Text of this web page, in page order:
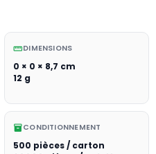
straightenDIMENSIONS
0 × 0 × 8,7 cm
12 g
inventory_2CONDITIONNEMENT
500 pièces / carton